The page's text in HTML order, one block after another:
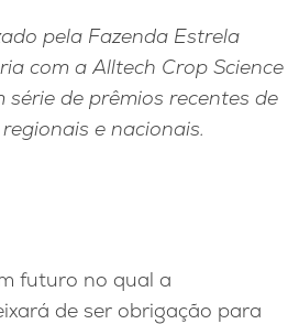
pela Fazenda Estrela
com a Alltech Crop Science
série de prêmios recentes de
e nacionais.
futuro no qual a
de ser obrigação para